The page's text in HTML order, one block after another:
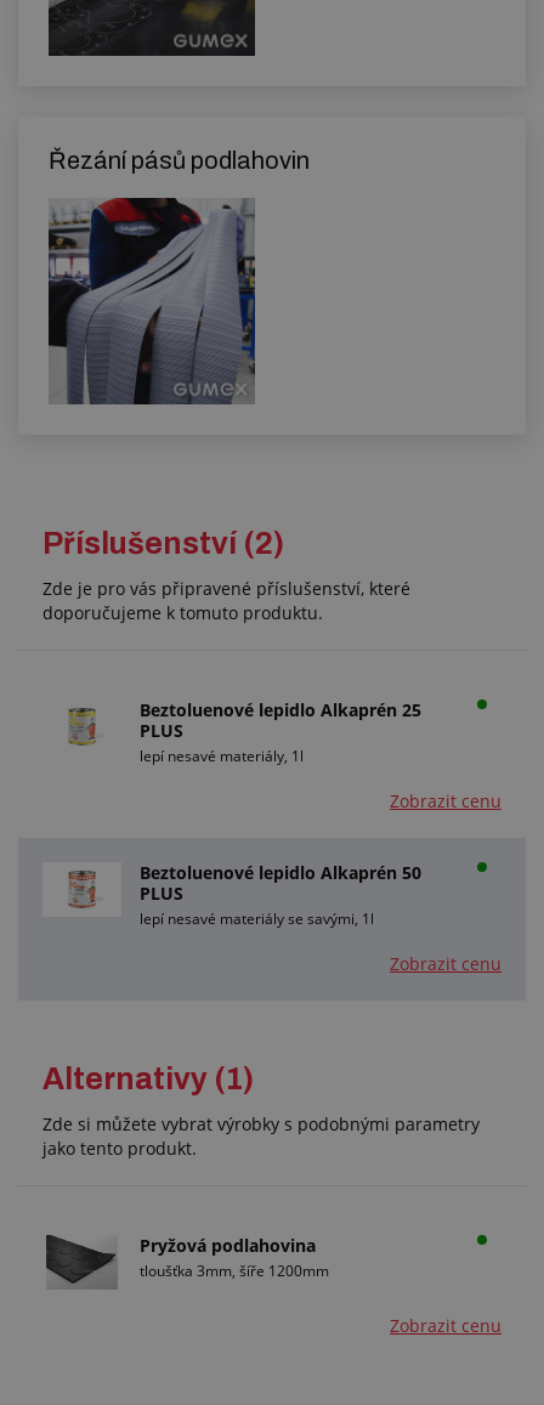
Řezání pásů podlahovin
Příslušenství (2)
Zde je pro vás připravené příslušenství, které
doporučujeme k tomuto produktu.
Beztoluenové lepidlo Alkaprén 25
PLUS
lepí nesavé materiály, 1l
Zobrazit cenu
Beztoluenové lepidlo Alkaprén 50
PLUS
lepí nesavé materiály se savými, 1l
Zobrazit cenu
Alternativy (1)
Zde si můžete vybrat výrobky s podobnými parametry
jako tento produkt.
Pryžová podlahovina
tloušťka 3mm, šíře 1200mm
Zobrazit cenu